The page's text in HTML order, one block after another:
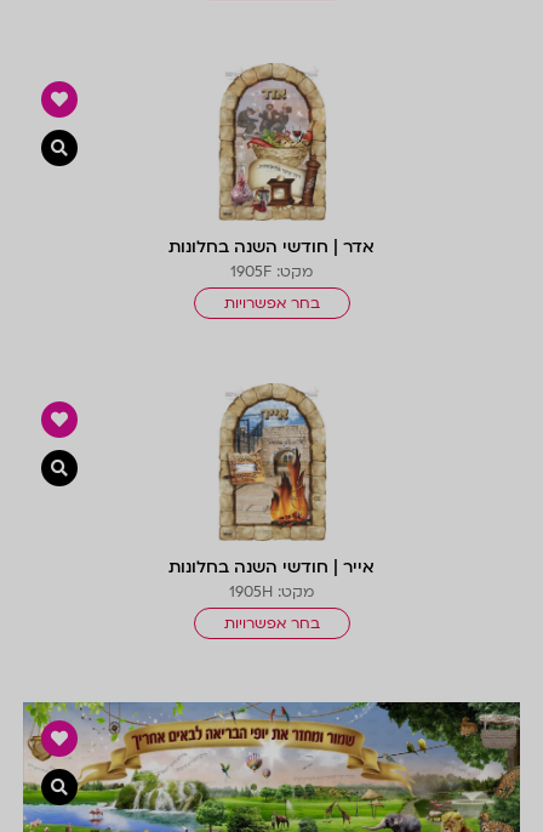
אדר | חודשי השנה בחלונות
מקט: 1905F
בחר אפשרויות
אייר | חודשי השנה בחלונות
מקט: 1905H
בחר אפשרויות